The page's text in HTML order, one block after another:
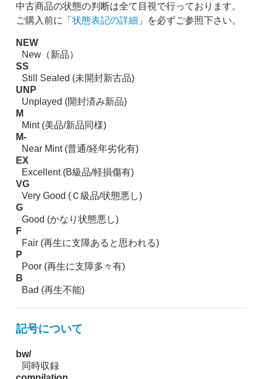
中古商品の状態の判断は全て目視で行っております。
ご購入前に「 状態表記の詳細 」を必ずご参照下さい。
NEW
New（新品）
SS
Still Sealed (未開封新古品)
UNP
Unplayed (開封済み新品)
M
Mint (美品/新品同様)
M-
Near Mint (普通/経年劣化有)
EX
Excellent (B級品/軽損傷有)
VG
Very Good (Ｃ級品/状態悪し)
G
Good (かなり状態悪し)
F
Fair (再生に支障あると思われる)
P
Poor (再生に支障多々有)
B
Bad (再生不能)
記号について
bw/
同時収録